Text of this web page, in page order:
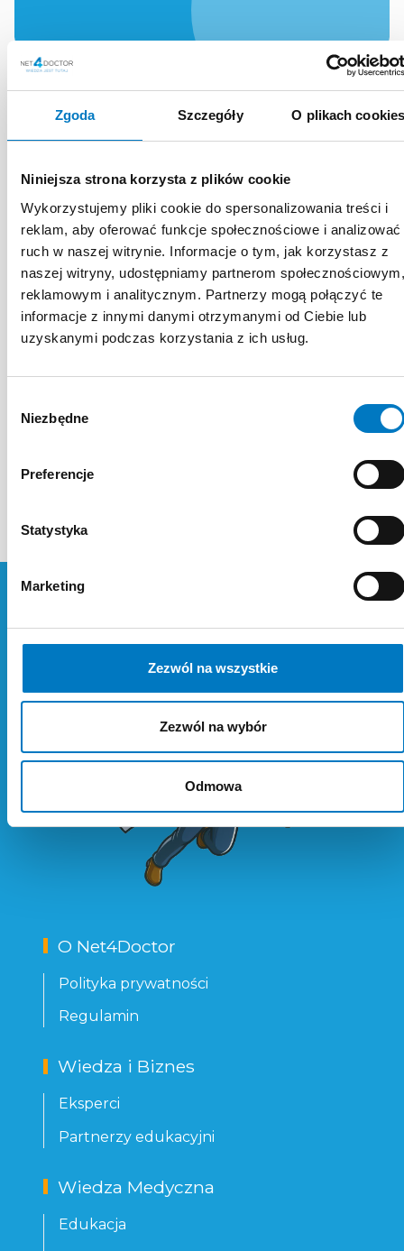
Zgoda Szczegóły O plikach
Niniejsza strona korzysta z plików cookie
Wykorzystujemy pliki cookie do spersonalizowania treści i
reklam, aby oferować funkcje społecznościowe i analizować
ruch w naszej witrynie. Informacje o tym, jak korzystasz z
naszej witryny, udostępniamy partnerom społecznościowym,
reklamowym i analitycznym. Partnerzy mogą połączyć te
informacje z innymi danymi otrzymanymi od Ciebie lub
uzyskanymi podczas korzystania z ich usług.
zgody
Niezbędne
Preferencje
Statystyka
Marketing
Zezwól na wszystkie
Zezwól na wybór
Odmowa
DOŚWIADCZENIE
ZAWODOWE
Zajmuje się ortopedią, ze
szczególnym uwzględnieniem
ortopedii dzieci i młodzieży
(włączając w to wady wrodzone,
choroby stawów oraz deformacje
kręgosłupa); prowadzi także
wydłużenia kończyn. W zakresie
ortopedii dorosłych specjalizuje się
stóp.
jasiewicz/ortopeda/krakow
O Net4Doctor
Polityka prywatności
Regulamin
Wiedza i Biznes
Eksperci
Partnerzy edukacyjni
Wiedza Medyczna
Edukacja